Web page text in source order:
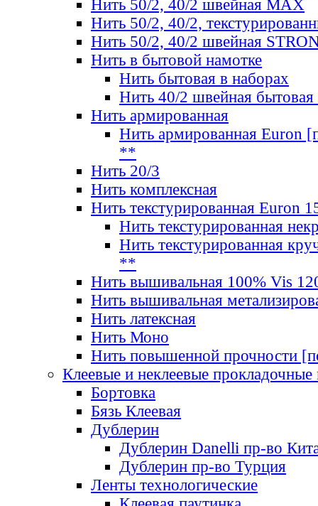
Нить 50/2, 40/2 швейная МАХ
Нить 50/2, 40/2,
Нить 50/2, 40/2 швейная
Нить в бытовой намотке
Нить бытовая в наборах
Нить 40/2 швейная бытовая
Нить армированная
Нить армированная Euron
**
Нить 20/3
Нить комплексная
Нить текстурированная Euron
Нить текстурированная
Нить текстурированная
**
Нить вышивальная 100% Vis
Нить вышивальная
Нить латексная
Нить Моно
Нить повышенной прочности
Клеевые и неклеевые прокладочные
Бортовка
Бязь Клеевая
Дублерин
Дублерин Danelli пр-во
Дублерин пр-во Турция
Ленты технологические